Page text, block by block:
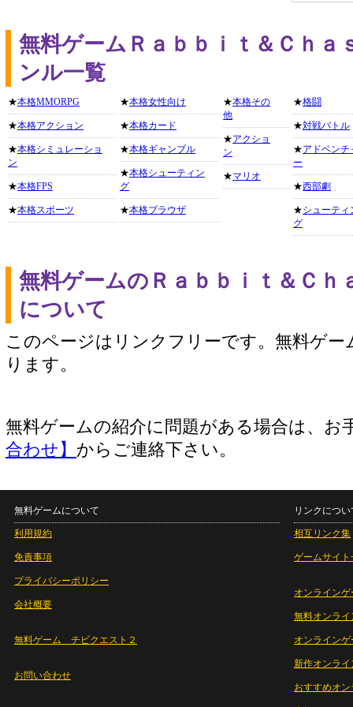
無料ゲームＲａｂｂｉｔ＆Ｃｈａ
ンル一覧
★本格MMORPG
★本格アクション
★本格シミュレーショ
ン
★本格FPS
★本格スポーツ
★本格女性向け
★本格カード
★本格ギャンブル
★本格シューティン
グ
★本格ブラウザ
★本格その
他
★アクショ
ン
★マリオ
★格闘
★対戦バトル
★アドベンチ
ー
★西部劇
★シューティ
グ
無料ゲームのＲａｂｂｉｔ＆Ｃｈ
について
このページはリンクフリーです。無料ゲー
ります。
無料ゲームの紹介に問題がある場合は、お
合わせ】 からご連絡下さい。
無料ゲームについて
利用規約
免責事項
プライバシーポリシー
会社概要
無料ゲーム チビクエスト２
お問い合わせ
リンクについ
相互リンク集
ゲームサイト
オンラインゲ
無料オンライ
オンライン
新作オンライ
おすすめオ